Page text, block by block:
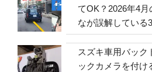
てOK？2026年4
なが誤解している
スズキ車用バック
ックカメラを付け